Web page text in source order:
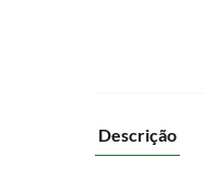
Descrição